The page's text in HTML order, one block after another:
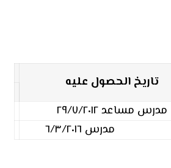
تاريخ الحصول عليه
مدرس مساعد ٢٩/٧/٢٠١٢
مدرس ٦/٣/٢٠١٦